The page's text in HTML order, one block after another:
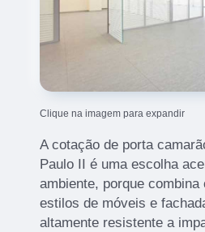
Clique na imagem para expandir
A cotação de porta
Paulo II é uma escolha
ambiente, porque combina
estilos de móveis e
altamente resistente a